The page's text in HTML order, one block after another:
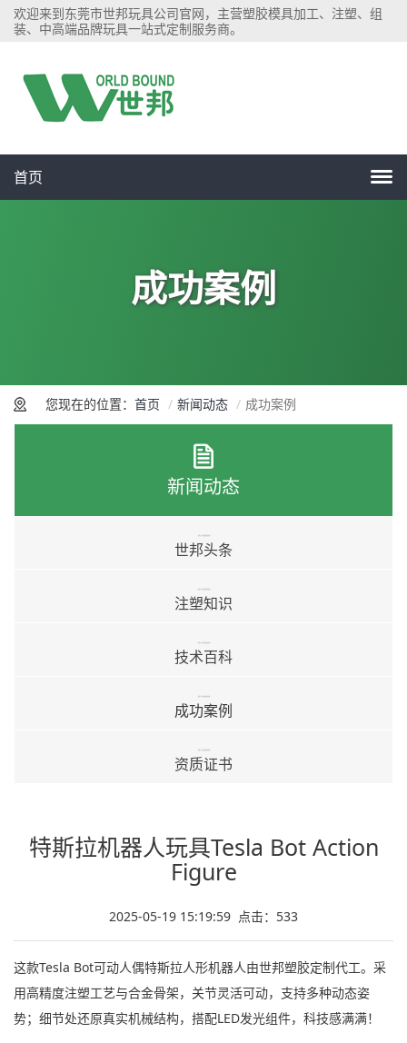
欢迎来到东莞市世邦玩具公司官网，主营塑胶模具加工、注塑、组
装、中高端品牌玩具一站式定制服务商。
首页
成功案例
您现在的位置： 首页 新闻动态 成功案例
新闻动态
世邦头条
注塑知识
技术百科
成功案例
资质证书
特斯拉机器人玩具Tesla Bot Action
Figure
2025-05-19 15:19:59 点击： 533
这款‌Tesla Bot可动人偶特斯拉人形机器人由‌世邦塑胶‌定制代工。采
用高精度注塑工艺与合金骨架，关节灵活可动，支持多种动态姿
势；细节处还原真实机械结构，搭配LED发光组件，科技感满满！